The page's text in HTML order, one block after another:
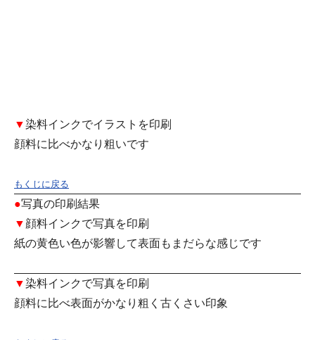
▼染料インク でイラストを印刷
顔料に比べかなり粗いです
もくじに戻る
●写真の印刷結果
▼ 顔料インク で写真を印刷
紙の黄色い色が影響して表面もまだらな感じです
▼染料インク で写真を印刷
顔料に比べ表面がかなり粗く古くさい印象